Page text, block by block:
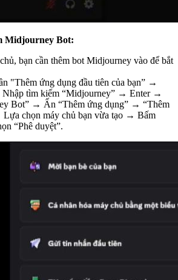
Midjourney Bot:
bạn cần thêm bot Midjourney vào để bắt
"Thêm ứng dụng đầu tiên của bạn” →
tìm kiếm “Midjourney” → Enter →
Bot” → Ấn “Thêm ứng dụng” → “Thêm
chọn máy chủ bạn vừa tạo → Bấm
“Phê duyệt”.